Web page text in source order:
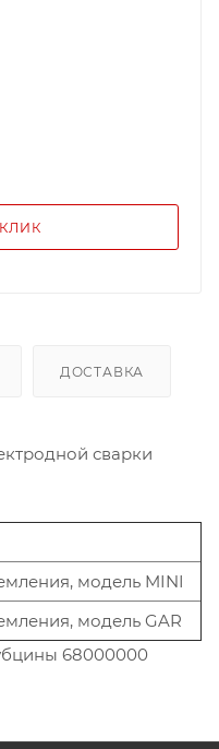
ДОСТАВКА
сварки
модель MINI
модель GAR
68000000